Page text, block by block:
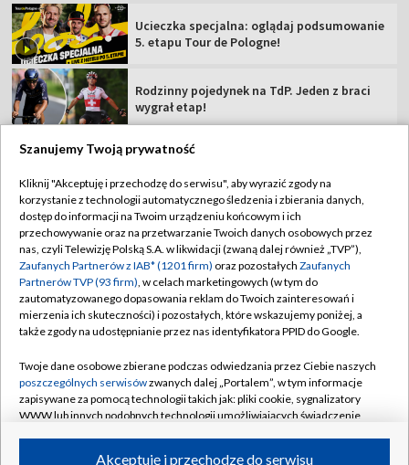
Ucieczka specjalna: oglądaj podsumowanie
5. etapu Tour de Pologne!
Rodzinny pojedynek na TdP. Jeden z braci
wygrał etap!
TVP
Abonament TVP
Sklep TVP
Biuro Reklamy
Oferta Handlowa
Emisja w TVP
Rada Programowa
Ogłoszenia przetargowe
Regulamin TVP
Polityka prywatności
Moje zgody
Biuro reklamy
Kanały
©2026 Telewizja Polska Spółka Akcyjna w likwidacji
Szanujemy Twoją prywatność
Kliknij "Akceptuję i przechodzę do serwisu", aby wyrazić zgody na
korzystanie z technologii automatycznego śledzenia i zbierania danych,
dostęp do informacji na Twoim urządzeniu końcowym i ich
przechowywanie oraz na przetwarzanie Twoich danych osobowych przez
nas, czyli Telewizję Polską S.A. w likwidacji (zwaną dalej również „TVP”),
Zaufanych Partnerów z IAB* (1201 firm) oraz pozostałych Zaufanych
Partnerów TVP (93 firm), w celach marketingowych (w tym do
zautomatyzowanego dopasowania reklam do Twoich zainteresowań i
mierzenia ich skuteczności) i pozostałych, które wskazujemy poniżej, a
także zgody na udostępnianie przez nas identyfikatora PPID do Google.
Twoje dane osobowe zbierane podczas odwiedzania przez Ciebie naszych
poszczególnych serwisówzwanych dalej „Portalem”, w tym informacje
zapisywane za pomocą technologii takich jak: pliki cookie, sygnalizatory
WWW lub innych podobnych technologii umożliwiających świadczenie
Akceptuję i przechodzę do serwisu